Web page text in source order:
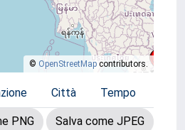
© OpenStreetMap contributors.
Città Tempo
PNG Salva come JPEG